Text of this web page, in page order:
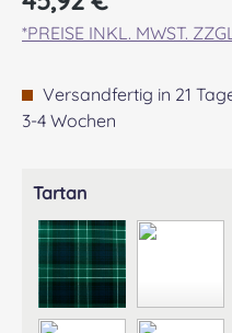
*PREISE INKL. MWST.
Versandfertig in 21
3-4 Wochen
Tartanauswählen
ABERCROMBIE